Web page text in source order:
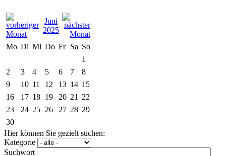
Juni
2025
Mo Di Mi Do Fr Sa So
1
2
3 4 5 6 7
8
9
10 11 12 13 14 15
16
17 18 19 20 21
22
23
24 25 26 27 28 29
30
Hier können Sie gezielt suchen:
Kategorie
Suchwort